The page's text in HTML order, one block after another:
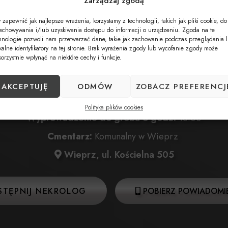
zapewnić jak najlepsze wrażenia, korzystamy z technologii, takich jak pliki cookie, do
i/lub uzyskiwania dostępu do informacji o urządzeniu. Zgoda na te
pozwoli nam przetwarzać dane, takie jak zachowanie podczas przeglądania
identyfikatory na tej stronie. Brak wyrażenia zgody lub wycofanie zgody może
wpłynąć na niektóre cechy i funkcje.
AKCEPTUJĘ ODMÓW ZOBACZ
Polityka plików cookies
Data pogrzebu:09.04.2025
09.04.2025 o godz. 14:30 w Kościele Parafialnym w
Wieprz, ul. Kościelna 680
09.04.2025 o godz. 15:00 w Kościele Parafialnym
Wyprowadzenie do grobu o godz.16:00
Cmentarz: Komunalny w Wieprz
Wieprz, ul. Kościelna 505
NEKROLOG POBIERZ